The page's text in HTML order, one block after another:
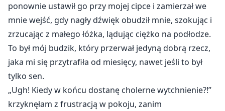
energia piekła była dla niego toksyczna. Musiał żyć na
ziemi i żywił się ludzkimi pragnieniami i wadami, ale to
nigdy nie było wystarczające.
Aż do momentu, gdy spotkał Arię Morales.
ponownie ustawił go przy mojej cipce i zamierzał we
mnie wejść, gdy nagły dźwięk obudził mnie, szokując i
zrzucając z małego łóżka, lądując ciężko na podłodze.
To był mój budzik, który przerwał jedyną dobrą rzecz,
jaka mi się przytrafiła od miesięcy, nawet jeśli to był
tylko sen.
„Ugh! Kiedy w końcu dostanę cholerne wytchnienie?!”
krzyknęłam z frustracją w pokoju, zanim